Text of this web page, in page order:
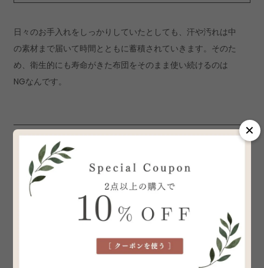
日々のお手入れをしっかりしていたとしても、汗や汚れは中
の素材まで届いて時間とともに蓄積されていきます。そのた
め、衛生的にも寿命がきた布団をそのまま使い続けるのは
NGなんです。
布団を長持ちさせる3つのポイント
ここからは、寝具メーカーさんに聞いた布団を長持ちさせる
ための使い方や保管のポイントをご紹介していきます。
布団は正しく使えば寿命を延ばすことができるので、ぜひチ
ェックしてみてください。
✕